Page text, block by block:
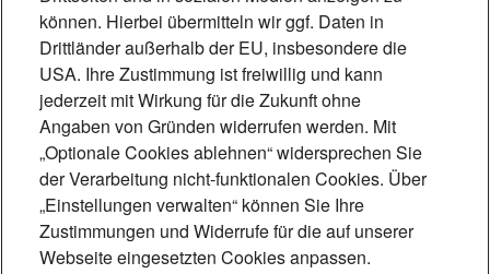
Mobilität und Energieerzeugung
intelligent miteinander verknüpfen – das
ist das Ziel von Sun-Ways. Mit seiner
patentierten Technologie setzt das
Schweizer Start-up auf Solarkraftwerke
zwischen Bahnschienen.
5 Min.
können. Hierbei übermitteln wir ggf. Daten in
Drittländer außerhalb der EU, insbesondere die
USA. Ihre Zustimmung ist freiwillig und kann
jederzeit mit Wirkung für die Zukunft ohne
Angaben von Gründen widerrufen werden. Mit
„Optionale Cookies ablehnen“ widersprechen Sie
der Verarbeitung nicht-funktionalen Cookies. Über
„Einstellungen verwalten“ können Sie Ihre
Zustimmungen und Widerrufe für die auf unserer
Webseite eingesetzten Cookies anpassen.